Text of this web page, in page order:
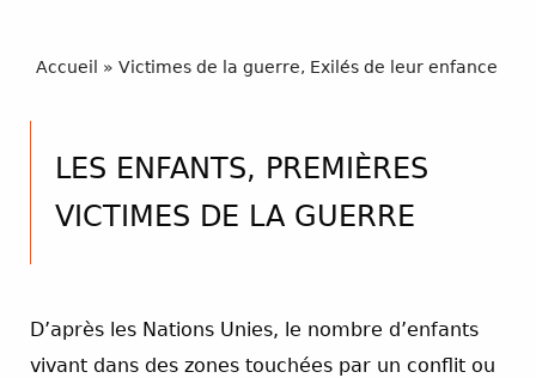
Accueil » Victimes de la guerre, Exilés de leur enfance
LES ENFANTS, PREMIÈRES
VICTIMES DE LA GUERRE
D’après les Nations Unies, le nombre d’enfants
vivant dans des zones touchées par un conflit ou